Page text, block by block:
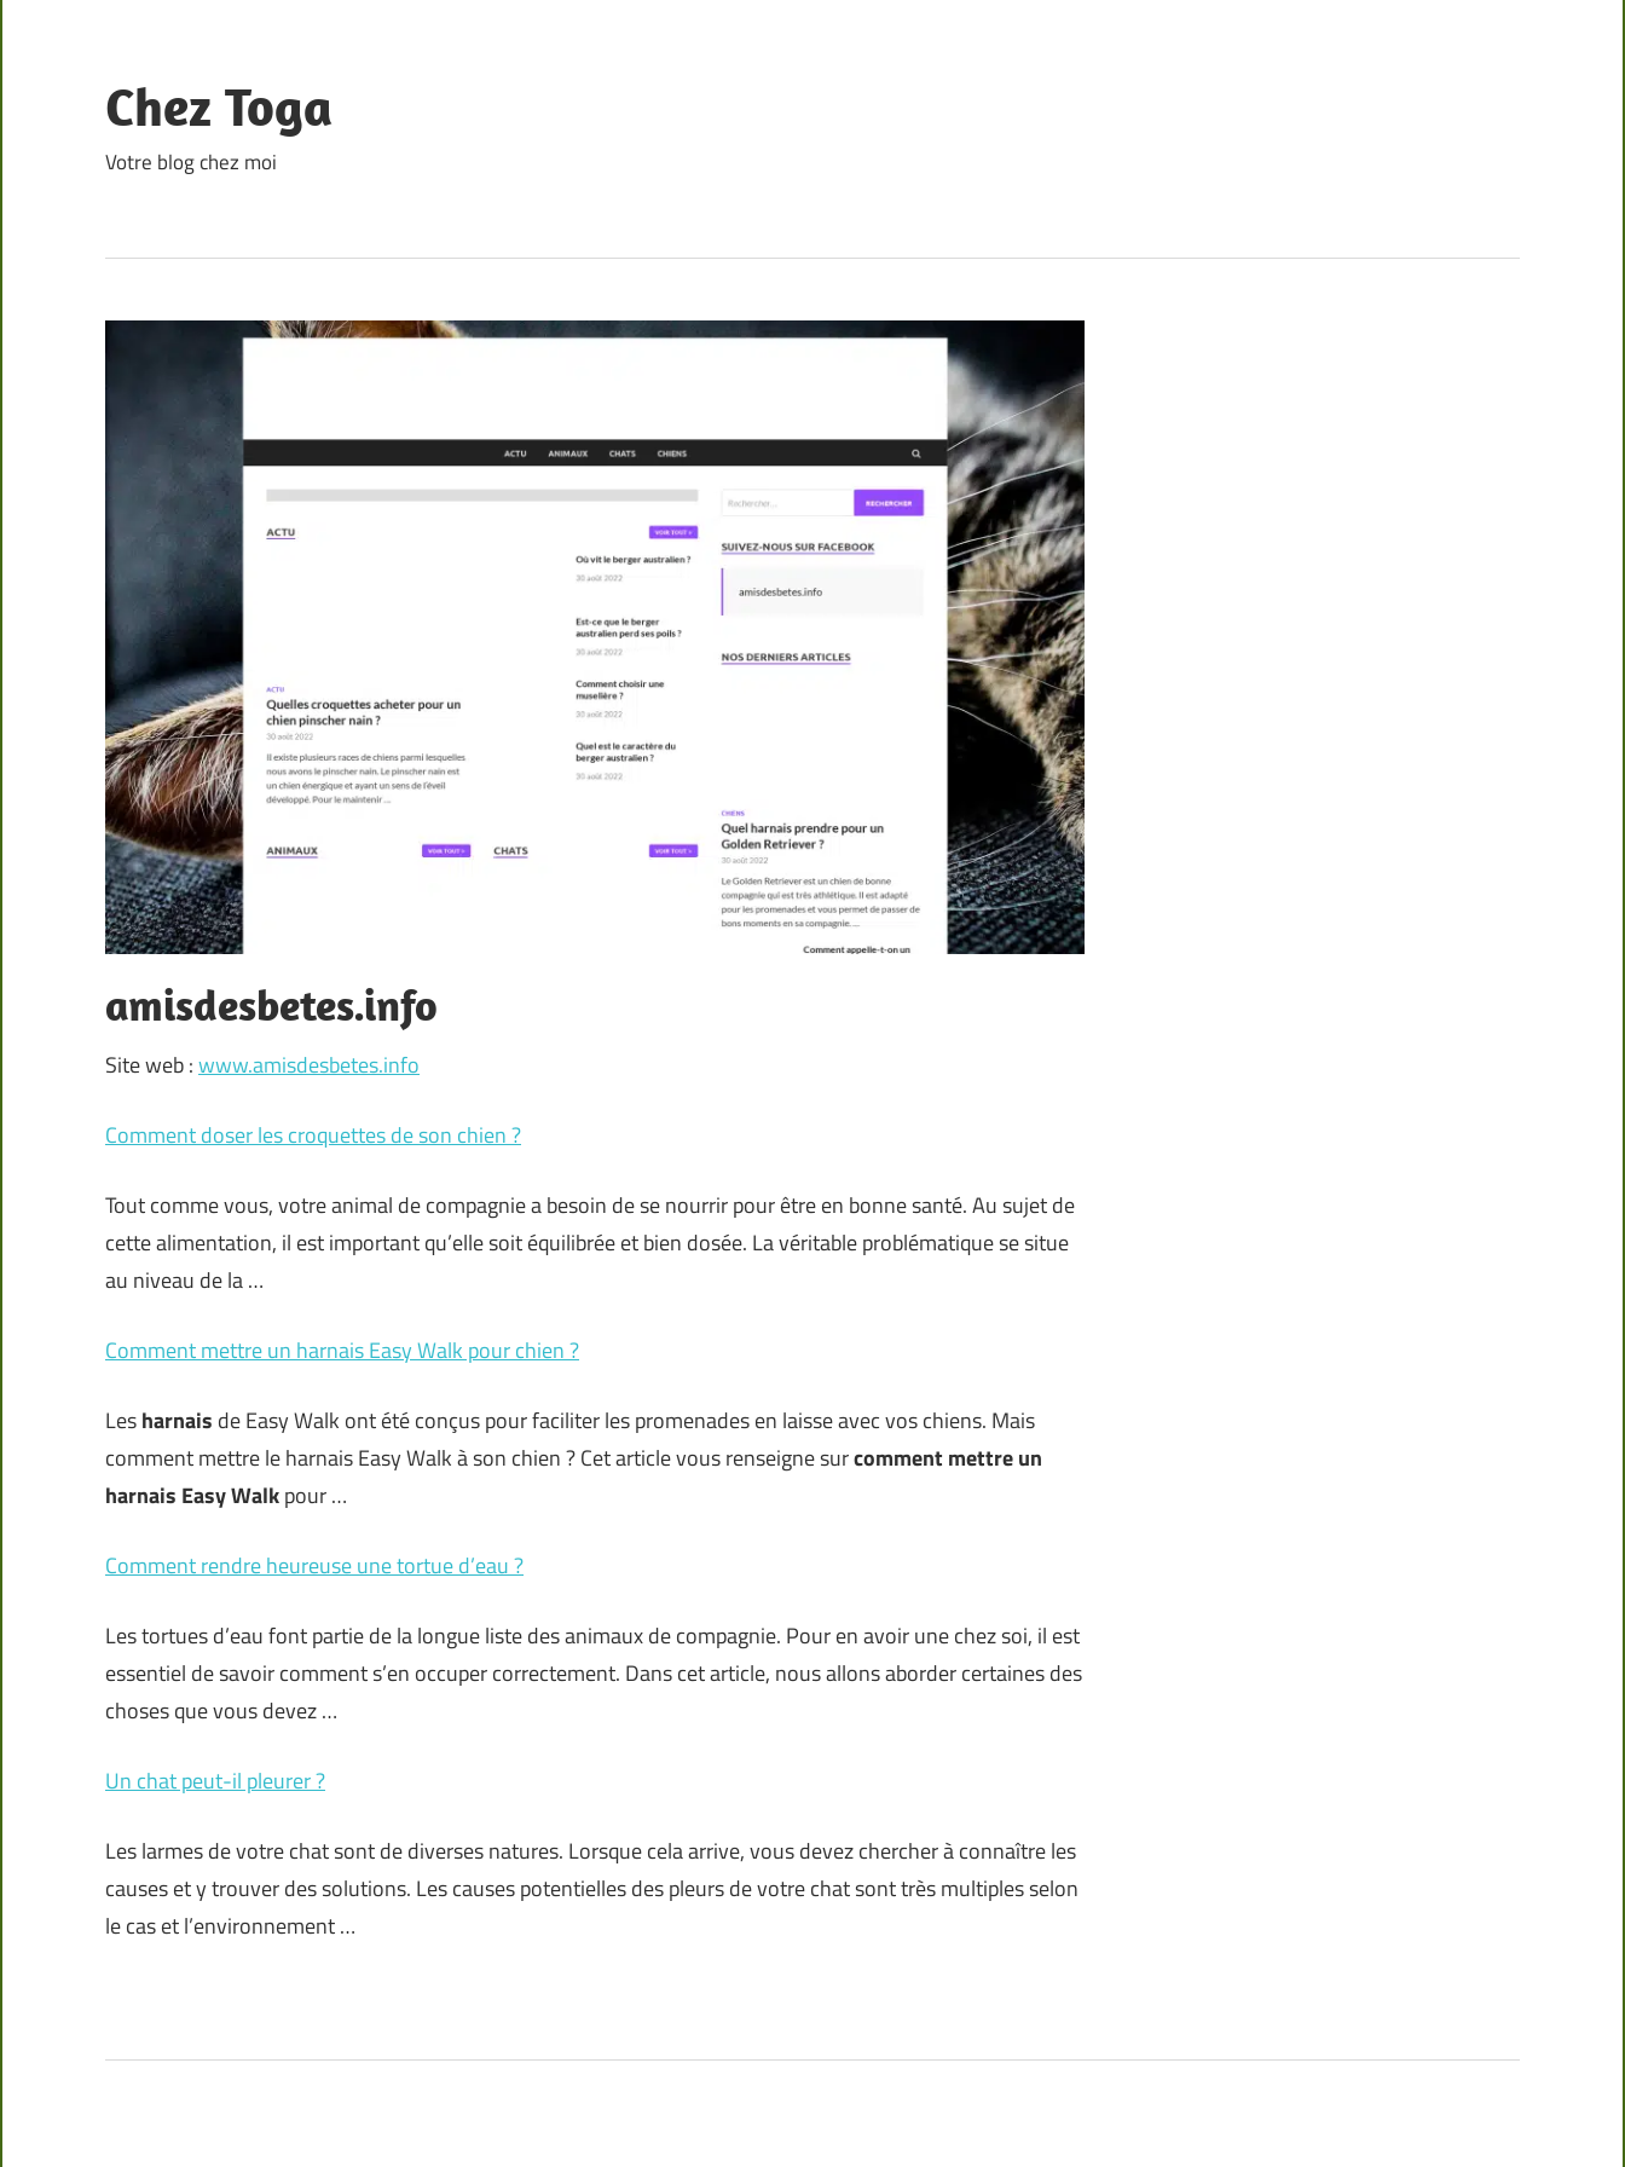
content
Chez Toga
Votre blog chez moi
amisdesbetes.info
Site web :www.amisdesbetes.info
Comment doser les croquettes de son chien ?
Tout comme vous, votre animal de compagnie a besoin de se nourrir pour être en bonne santé. Au sujet de
cette alimentation, il est important qu’elle soit équilibrée et bien dosée. La véritable problématique se situe
au niveau de la …
Comment mettre un harnais Easy Walk pour chien ?
Lesharnais de Easy Walk ont été conçus pour faciliter les promenades en laisse avec vos chiens. Mais
comment mettre le harnais Easy Walk à son chien ? Cet article vous renseigne surcomment mettre un
harnais Easy Walkpour …
Comment rendre heureuse une tortue d’eau ?
Les tortues d’eau font partie de la longue liste des animaux de compagnie. Pour en avoir une chez soi, il est
essentiel de savoir comment s’en occuper correctement. Dans cet article, nous allons aborder certaines des
choses que vous devez …
Un chat peut-il pleurer ?
Les larmes de votre chat sont de diverses natures. Lorsque cela arrive, vous devez chercher à connaître les
causes et y trouver des solutions. Les causes potentielles des pleurs de votre chat sont très multiples selon
le cas et l’environnement …